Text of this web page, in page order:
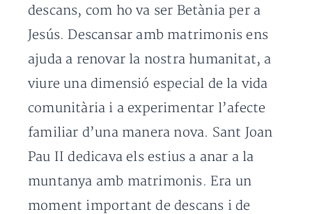
descans, com ho va ser Betània per a
Jesús. Descansar amb matrimonis ens
ajuda a renovar la nostra humanitat, a
viure una dimensió especial de la vida
comunitària i a experimentar l’afecte
familiar d’una manera nova. Sant Joan
Pau II dedicava els estius a anar a la
muntanya amb matrimonis. Era un
moment important de descans i de